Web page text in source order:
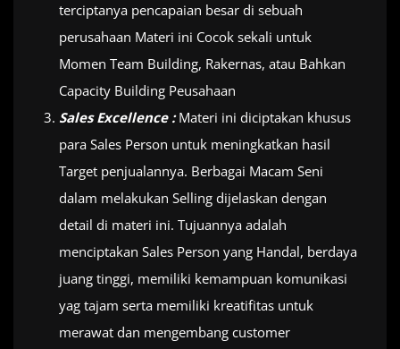
terciptanya pencapaian besar di sebuah
perusahaan Materi ini Cocok sekali untuk
Momen Team Building, Rakernas, atau Bahkan
Capacity Building Peusahaan
Sales Excellence :Materi ini diciptakan khusus
para Sales Person untuk meningkatkan hasil
Target penjualannya. Berbagai Macam Seni
dalam melakukan Selling dijelaskan dengan
detail di materi ini. Tujuannya adalah
menciptakan Sales Person yang Handal, berdaya
juang tinggi, memiliki kemampuan komunikasi
yag tajam serta memiliki kreatifitas untuk
merawat dan mengembang customer